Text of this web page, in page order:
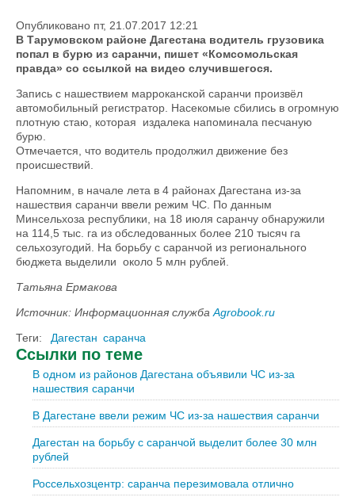
Опубликовано пт, 21.07.2017 12:21
В Тарумовском районе Дагестана водитель грузовика
попал в бурю из саранчи, пишет «Комсомольская
правда» со ссылкой на видео случившегося.
Запись с нашествием марроканской саранчи произвёл
автомобильный регистратор. Насекомые сбились в огромную
плотную стаю, которая издалека напоминала песчаную
бурю.
Отмечается, что водитель продолжил движение без
происшествий.
Напомним, в начале лета в 4 районах Дагестана из-за
нашествия саранчи ввели режим ЧС. По данным
Минсельхоза республики, на 18 июля саранчу обнаружили
на 114,5 тыс. га из обследованных более 210 тысяч га
сельхозугодий. На борьбу с саранчой из регионального
бюджета выделили около 5 млн рублей.
Татьяна Ермакова
Источник: Информационная служба Agrobook.ru
Теги:
Дагестан саранча
Ссылки по теме
В одном из районов Дагестана объявили ЧС из-за
нашествия саранчи
В Дагестане ввели режим ЧС из-за нашествия саранчи
Дагестан на борьбу с саранчой выделит более 30 млн
рублей
Россельхозцентр: саранча перезимовала отлично